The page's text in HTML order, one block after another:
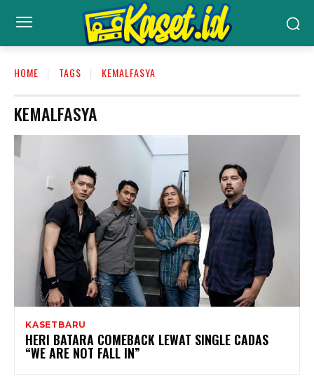
HOME TAGS KEMALFASYA
KEMALFASYA
KASETBARU
HERI BATARA COMEBACK LEWAT SINGLE CADAS
“WE ARE NOT FALL IN”